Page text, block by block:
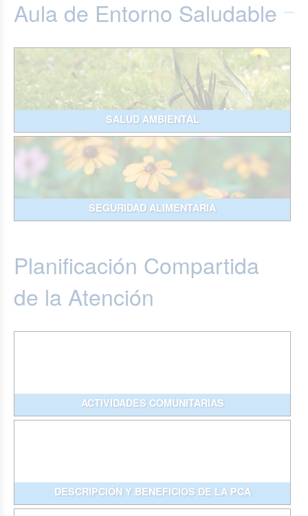
Aula de Entorno Saludable
SALUD AMBIENTAL
SEGURIDAD ALIMENTARIA
Planificación Compartida
de la Atención
ACTIVIDADES COMUNITARIAS
DESCRIPCIÓN Y BENEFICIOS DE LA PCA